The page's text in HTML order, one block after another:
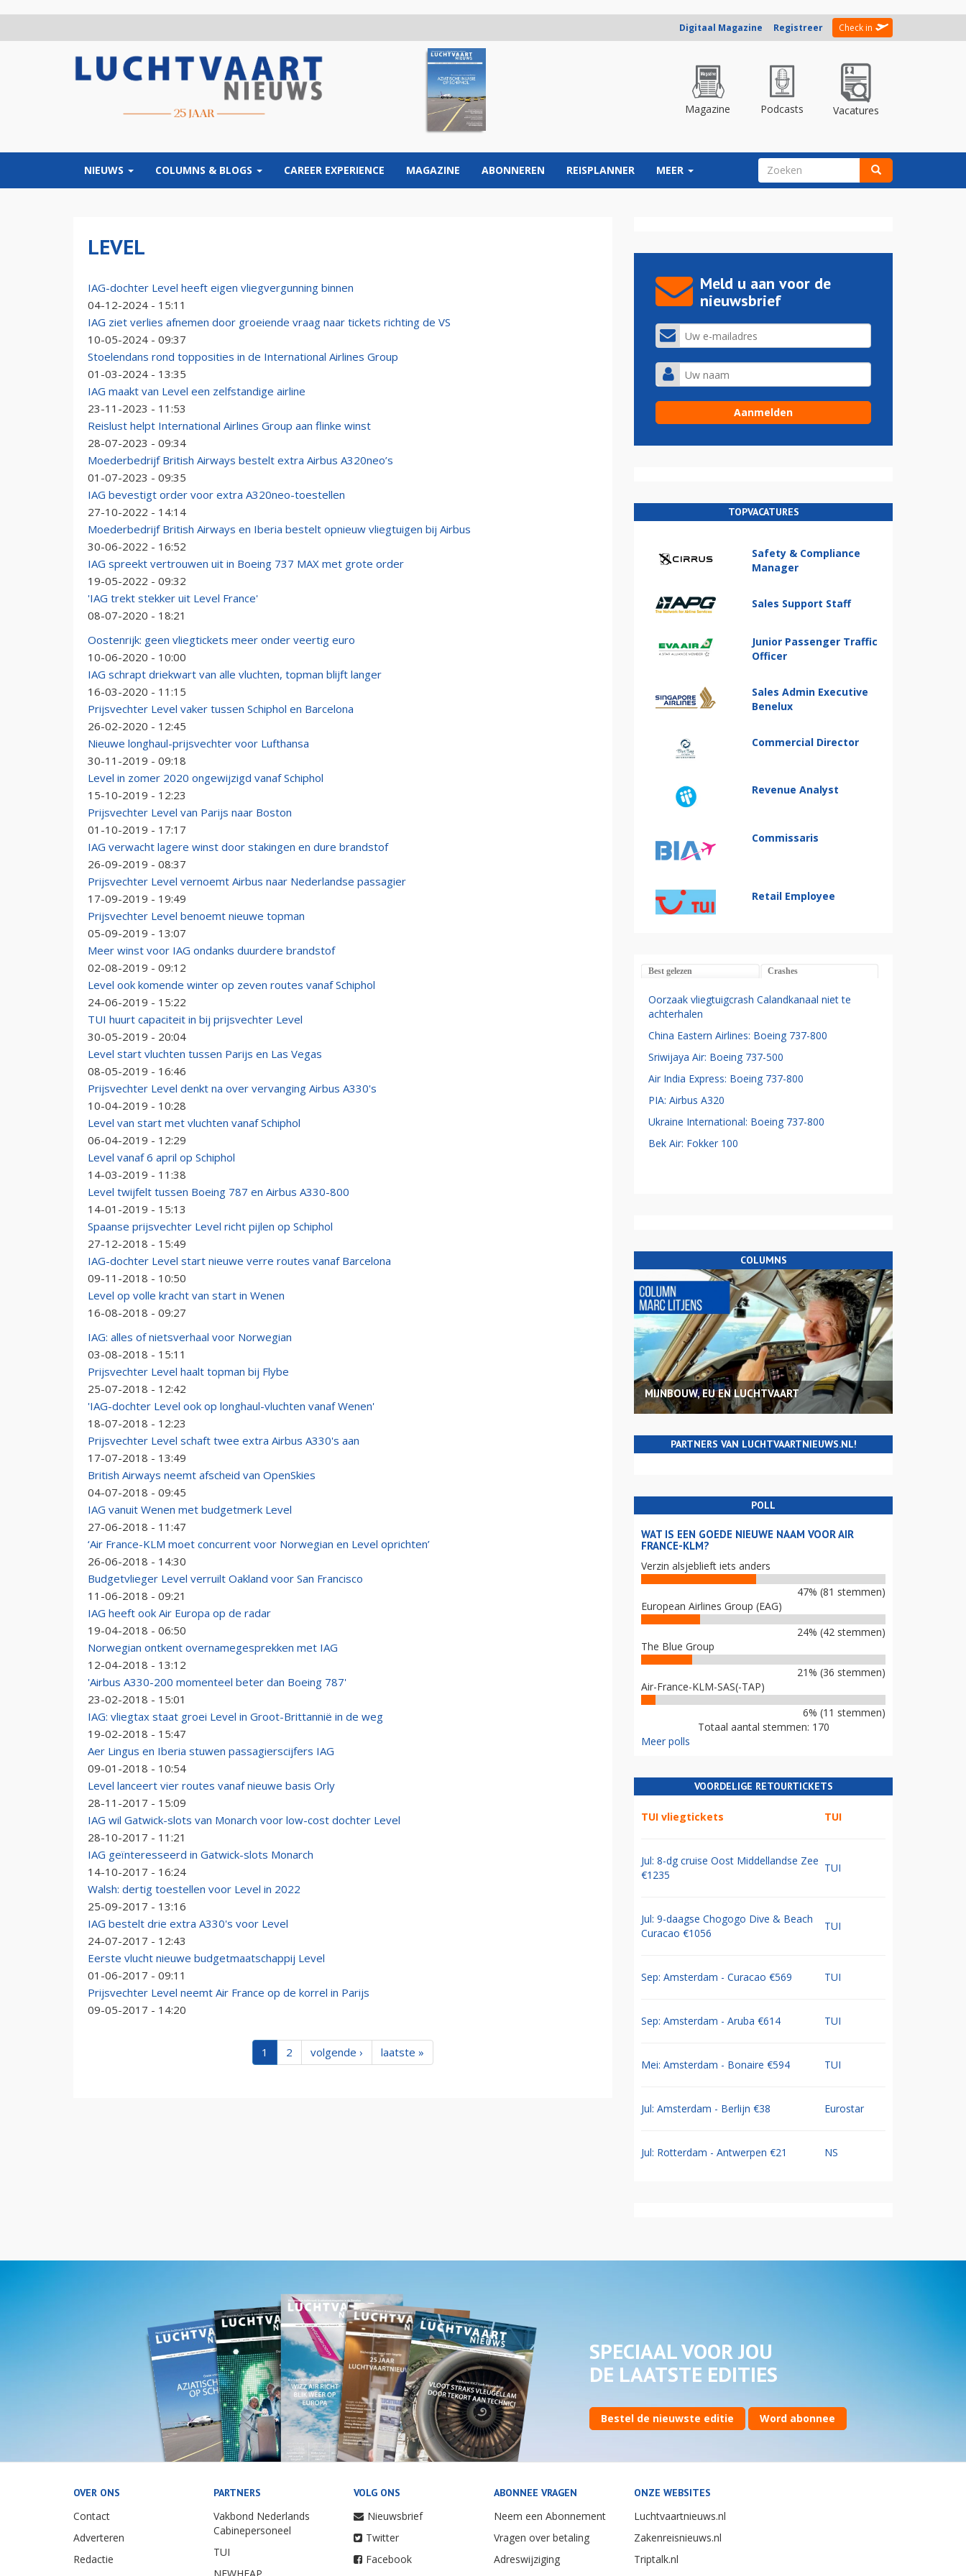
Digitaal Magazine Registreer Check in
Magazine Podcasts Vacatures
NIEUWS COLUMNS & BLOGS CAREER EXPERIENCE MAGAZINE ABONNEREN REISPLANNER MEER ZOEKVELD
LEVEL
IAG-dochter Level heeft eigen vliegvergunning binnen
04-12-2024 - 15:11
IAG ziet verlies afnemen door groeiende vraag naar tickets richting de VS
10-05-2024 - 09:37
Stoelendans rond topposities in de International Airlines Group
01-03-2024 - 13:35
IAG maakt van Level een zelfstandige airline
23-11-2023 - 11:53
Reislust helpt International Airlines Group aan flinke winst
28-07-2023 - 09:34
Moederbedrijf British Airways bestelt extra Airbus A320neo’s
01-07-2023 - 09:35
IAG bevestigt order voor extra A320neo-toestellen
27-10-2022 - 14:14
Moederbedrijf British Airways en Iberia bestelt opnieuw vliegtuigen bij Airbus
30-06-2022 - 16:52
IAG spreekt vertrouwen uit in Boeing 737 MAX met grote order
19-05-2022 - 09:32
'IAG trekt stekker uit Level France'
08-07-2020 - 18:21
Oostenrijk: geen vliegtickets meer onder veertig euro
10-06-2020 - 10:00
IAG schrapt driekwart van alle vluchten, topman blijft langer
16-03-2020 - 11:15
Prijsvechter Level vaker tussen Schiphol en Barcelona
26-02-2020 - 12:45
Nieuwe longhaul-prijsvechter voor Lufthansa
30-11-2019 - 09:18
Level in zomer 2020 ongewijzigd vanaf Schiphol
15-10-2019 - 12:23
Prijsvechter Level van Parijs naar Boston
01-10-2019 - 17:17
IAG verwacht lagere winst door stakingen en dure brandstof
26-09-2019 - 08:37
Prijsvechter Level vernoemt Airbus naar Nederlandse passagier
17-09-2019 - 19:49
Prijsvechter Level benoemt nieuwe topman
05-09-2019 - 13:07
Meer winst voor IAG ondanks duurdere brandstof
02-08-2019 - 09:12
Level ook komende winter op zeven routes vanaf Schiphol
24-06-2019 - 15:22
TUI huurt capaciteit in bij prijsvechter Level
30-05-2019 - 20:04
Level start vluchten tussen Parijs en Las Vegas
08-05-2019 - 16:46
Prijsvechter Level denkt na over vervanging Airbus A330's
10-04-2019 - 10:28
Level van start met vluchten vanaf Schiphol
06-04-2019 - 12:29
Level vanaf 6 april op Schiphol
14-03-2019 - 11:38
Level twijfelt tussen Boeing 787 en Airbus A330-800
14-01-2019 - 15:13
Spaanse prijsvechter Level richt pijlen op Schiphol
27-12-2018 - 15:49
IAG-dochter Level start nieuwe verre routes vanaf Barcelona
09-11-2018 - 10:50
Level op volle kracht van start in Wenen
16-08-2018 - 09:27
IAG: alles of nietsverhaal voor Norwegian
03-08-2018 - 15:11
Prijsvechter Level haalt topman bij Flybe
25-07-2018 - 12:42
'IAG-dochter Level ook op longhaul-vluchten vanaf Wenen'
18-07-2018 - 12:23
Prijsvechter Level schaft twee extra Airbus A330's aan
17-07-2018 - 13:49
British Airways neemt afscheid van OpenSkies
04-07-2018 - 09:45
IAG vanuit Wenen met budgetmerk Level
27-06-2018 - 11:47
‘Air France-KLM moet concurrent voor Norwegian en Level oprichten’
26-06-2018 - 14:30
Budgetvlieger Level verruilt Oakland voor San Francisco
11-06-2018 - 09:21
IAG heeft ook Air Europa op de radar
19-04-2018 - 06:50
Norwegian ontkent overnamegesprekken met IAG
12-04-2018 - 13:12
'Airbus A330-200 momenteel beter dan Boeing 787'
23-02-2018 - 15:01
IAG: vliegtax staat groei Level in Groot-Brittannië in de weg
19-02-2018 - 15:47
Aer Lingus en Iberia stuwen passagierscijfers IAG
09-01-2018 - 10:54
Level lanceert vier routes vanaf nieuwe basis Orly
28-11-2017 - 15:09
IAG wil Gatwick-slots van Monarch voor low-cost dochter Level
28-10-2017 - 11:21
IAG geïnteresseerd in Gatwick-slots Monarch
14-10-2017 - 16:24
Walsh: dertig toestellen voor Level in 2022
25-09-2017 - 13:16
IAG bestelt drie extra A330's voor Level
24-07-2017 - 12:43
Eerste vlucht nieuwe budgetmaatschappij Level
01-06-2017 - 09:11
Prijsvechter Level neemt Air France op de korrel in Parijs
09-05-2017 - 14:20
1 2 volgende › laatste »
Meld u aan voor de
nieuwsbrief
TOPVACATURES
Safety & Compliance
Manager
Sales Support Staff
Junior Passenger Traffic
Officer
Sales Admin Executive
Benelux
Commercial Director
Revenue Analyst
Commissaris
Retail Employee
Best gelezen Crashes
Oorzaak vliegtuigcrash Calandkanaal niet te
achterhalen
China Eastern Airlines: Boeing 737-800
Sriwijaya Air: Boeing 737-500
Air India Express: Boeing 737-800
PIA: Airbus A320
Ukraine International: Boeing 737-800
Bek Air: Fokker 100
COLUMNS
MIJNBOUW, EU EN LUCHTVAART
PARTNERS VAN LUCHTVAARTNIEUWS.NL!
POLL
WAT IS EEN GOEDE NIEUWE NAAM VOOR AIR
FRANCE-KLM?
Verzin alsjeblieft iets anders
47% (81 stemmen)
European Airlines Group (EAG)
24% (42 stemmen)
The Blue Group
21% (36 stemmen)
Air-France-KLM-SAS(-TAP)
6% (11 stemmen)
Totaal aantal stemmen: 170
Meer polls
VOORDELIGE RETOURTICKETS
TUI vliegtickets TUI
Jul: 8-dg cruise Oost Middellandse Zee
€1235
TUI
Jul: 9-daagse Chogogo Dive & Beach
Curacao €1056
TUI
Sep: Amsterdam - Curacao €569 TUI
Sep: Amsterdam - Aruba €614 TUI
Mei: Amsterdam - Bonaire €594 TUI
Jul: Amsterdam - Berlijn €38 Eurostar
Jul: Rotterdam - Antwerpen €21 NS
SPECIAAL VOOR JOU
DE LAATSTE EDITIES
Bestel de nieuwste editie Word abonnee
OVER ONS
Contact
Adverteren
Redactie
PARTNERS
Vakbond Nederlands
Cabinepersoneel
TUI
NEWHEAP
VOLG ONS
Nieuwsbrief
Twitter
Facebook
ABONNEE VRAGEN
Neem een Abonnement
Vragen over betaling
Adreswijziging
ONZE WEBSITES
Luchtvaartnieuws.nl
Zakenreisnieuws.nl
Triptalk.nl